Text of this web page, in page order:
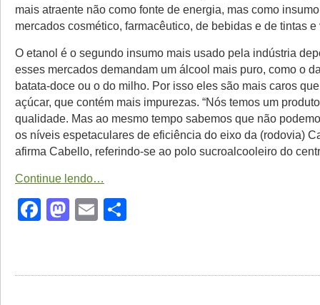
mais atraente não como fonte de energia, mas como
mercados cosmético, farmacêutico, de bebidas e de tintas e
O etanol é o segundo insumo mais usado pela indústria
esses mercados demandam um álcool mais puro, como o
batata-doce ou o do milho. Por isso eles são mais caros
açúcar, que contém mais impurezas. “Nós temos um
qualidade. Mas ao mesmo tempo sabemos que não
os níveis espetaculares de eficiência do eixo da (rodovia)
afirma Cabello, referindo-se ao polo sucroalcooleiro do
Continue lendo…
Facebook
Mastodon
Email